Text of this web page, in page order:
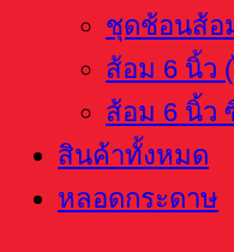
ชุดช้อนส้อ
ส้อม 6 นิ้ว
ส้อม 6 นิ้ว
สินค้าทั้งหมด
หลอดกระดาษ